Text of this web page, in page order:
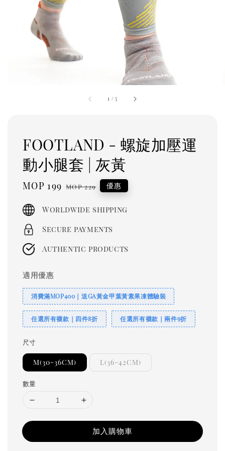
1 /5
FOOTLAND - 螺旋加壓運
動小腿套 | 灰黃
Sale
MOP 199 Regular
MOP 229 優惠
Worldwide shipping
Secure payments
Authentic products
適用優惠
消費滿MOP400｜送GA黃金甲葉黃素果凍體驗裝
任選所有襪款｜四件8折 任選所有襪款｜兩件9折
尺寸
M(30-36CM) L(36-42CM)
數量
加入購物車